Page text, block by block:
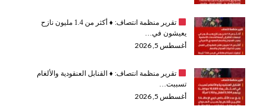
تقرير منظمة انتصاف: ♦️
أكثر من 1.4 مليون نازح
يعيشون في…
أغسطس 5, 2026
تقرير منظمة انتصاف: ♦️القنابل العنقودية والألغام
تسببت…
أغسطس 5, 2026